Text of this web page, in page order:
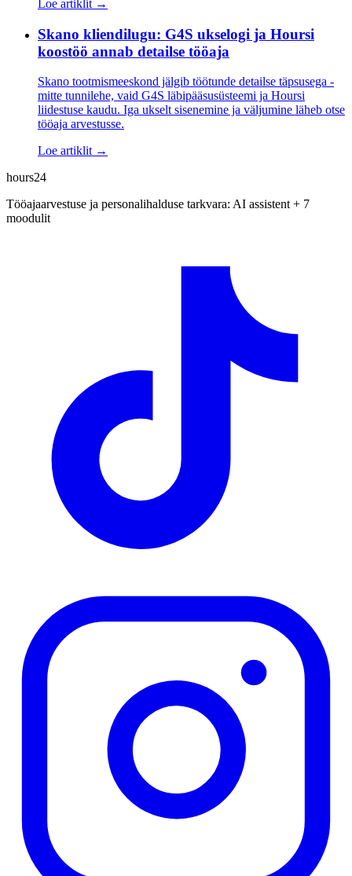
Loe artiklit →
Skano kliendilugu: G4S ukselogi ja Hoursi
koostöö annab detailse tööaja
Skano tootmismeeskond jälgib töötunde detailse täpsusega -
mitte tunnilehe, vaid G4S läbipääsusüsteemi ja Hoursi
liidestuse kaudu. Iga ukselt sisenemine ja väljumine läheb otse
tööaja arvestusse.
Loe artiklit →
hours24
Tööajaarvestuse ja personalihalduse tarkvara: AI assistent + 7
moodulit